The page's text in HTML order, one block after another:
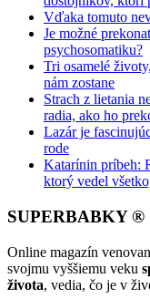
Vďaka tomuto
Je možné
psychosomatiku?
Tri osamelé
nám zostane
Strach z lietania
radia, ako ho
Lazár je
rode
Katarínin príbeh:
ktorý vedel
SUPERBABKY ®
Online magazín
svojmu vyššiemu veku
života, vedia, čo je v